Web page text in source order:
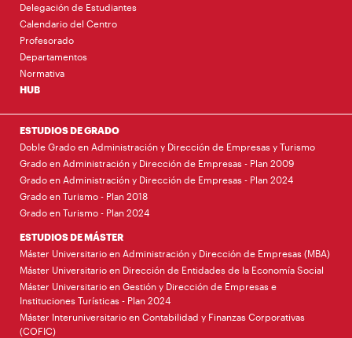
Delegación de Estudiantes
Calendario del Centro
Profesorado
Departamentos
Normativa
HUB
ESTUDIOS DE GRADO
Doble Grado en Administración y Dirección de Empresas y Turismo
Grado en Administración y Dirección de Empresas - Plan 2009
Grado en Administración y Dirección de Empresas - Plan 2024
Grado en Turismo - Plan 2018
Grado en Turismo - Plan 2024
ESTUDIOS DE MÁSTER
Máster Universitario en Administración y Dirección de Empresas (MBA)
Máster Universitario en Dirección de Entidades de la Economía Social
Máster Universitario en Gestión y Dirección de Empresas e
Instituciones Turísticas - Plan 2024
Máster Interuniversitario en Contabilidad y Finanzas Corporativas
(COFIC)